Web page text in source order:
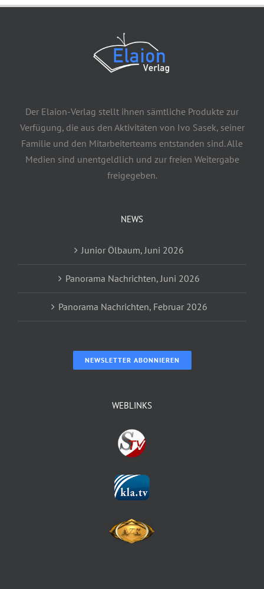
Der Elaion-Verlag stellt ihnen sämtliche Produkte zur
Verfügung, die aus den Aktivitäten von Ivo Sasek, seiner
Familie und den Mitarbeiterteams entstanden sind. Alle
Medien sind unentgeldlich und zur freien Weitergabe
freigegeben.
NEWS
Junior Ölbaum, Juni 2026
Panorama Nachrichten, Juni 2026
Panorama Nachrichten, Februar 2026
NEWSLETTER ABONNIEREN
WEBLINKS